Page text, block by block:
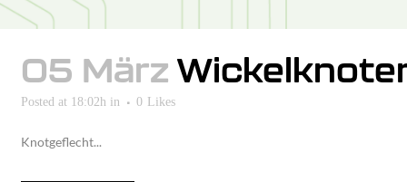
05 März
Posted at 18:02h in 0 Likes
Knotgeflecht...